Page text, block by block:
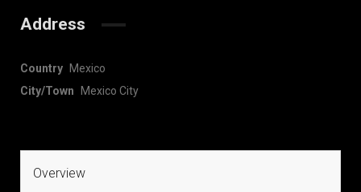
Address
Country
Mexico
City/Town
Mexico City
Overview